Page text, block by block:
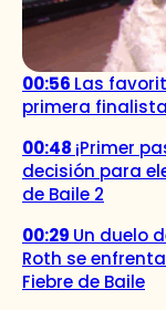
00:56 Las
primera
00:48 ¡Primer
decisión para
de Baile 2
00:29 Un duelo
Roth se
Fiebre de Baile